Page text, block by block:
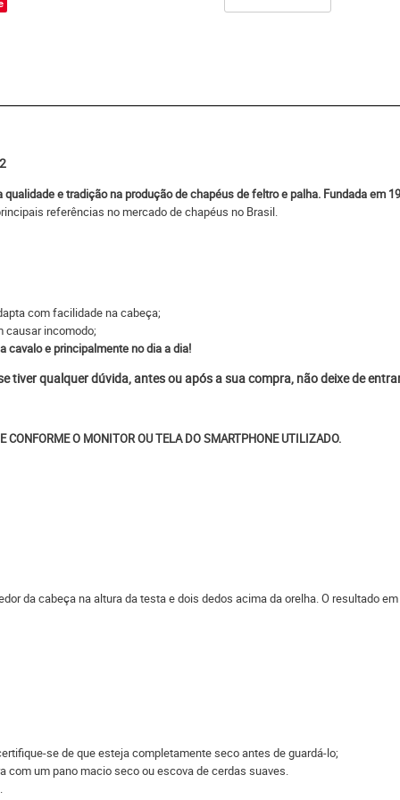
e tradição na produção de chapéus de feltro e palha. Fundada em
referências no mercado de chapéus no Brasil.
com facilidade na cabeça;
causar incomodo;
cavalo e principalmente no dia a dia!
tiver qualquer dúvida, antes ou após a sua compra, não deixe de
CONFORME O MONITOR OU TELA DO SMARTPHONE UTILIZADO.
da cabeça na altura da testa e dois dedos acima da orelha. O resultado
se de que esteja completamente seco antes de guardá-lo;
com um pano macio seco ou escova de cerdas suaves.